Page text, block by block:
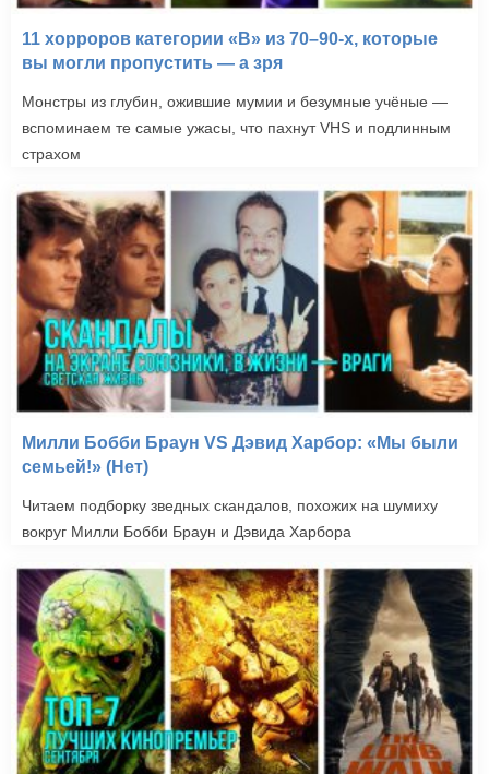
11 хорроров категории «B» из 70–90-х, которые
вы могли пропустить — а зря
Монстры из глубин, ожившие мумии и безумные учёные —
вспоминаем те самые ужасы, что пахнут VHS и подлинным
страхом
Милли Бобби Браун VS Дэвид Харбор: «Мы были
семьей!» (Нет)
Читаем подборку зведных скандалов, похожих на шумиху
вокруг Милли Бобби Браун и Дэвида Харбора